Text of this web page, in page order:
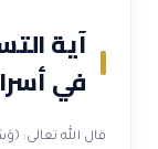
آية
في
قال الله تعالى: